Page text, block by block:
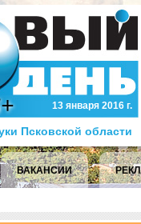
13 января 2016 г.
Псковской области
ВАКАНСИИ